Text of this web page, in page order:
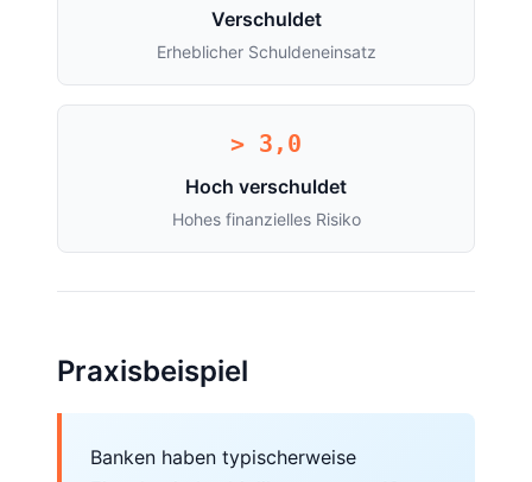
Verschuldet
Erheblicher Schuldeneinsatz
> 3,0
Hoch verschuldet
Hohes finanzielles Risiko
Praxisbeispiel
Banken haben typischerweise